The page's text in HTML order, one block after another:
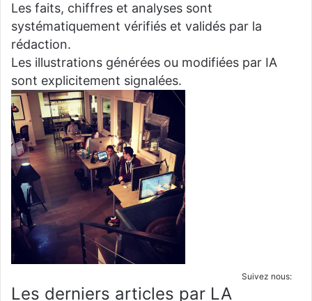
Les faits, chiffres et analyses sont
systématiquement vérifiés et validés par la
rédaction.
Les illustrations générées ou modifiées par IA
sont explicitement signalées.
Suivez nous:
Les derniers articles par LA